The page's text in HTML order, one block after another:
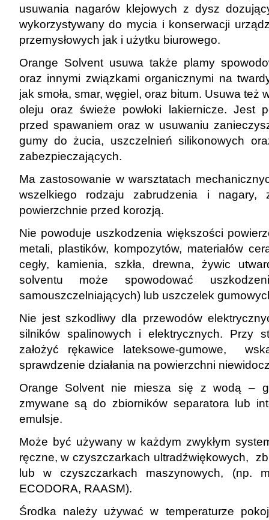
usuwania nagarów klejowych z dysz
wykorzystywany do mycia i konserwacji
przemysłowych jak i użytku biurowego.
Orange Solvent usuwa także plamy
oraz innymi związkami organicznymi na
jak smoła, smar, węgiel, oraz bitum. Usuwa też
oleju oraz świeże powłoki lakiernicze. Jest
przed spawaniem oraz w usuwaniu
gumy do żucia, uszczelnień silikonowych
zabezpieczających.
Ma zastosowanie w warsztatach
wszelkiego rodzaju zabrudzenia i nagary,
powierzchnie przed korozją.
Nie powoduje uszkodzenia większości
metali, plastików, kompozytów, materiałów
cegły, kamienia, szkła, drewna, żywic
solventu może spowodować
samouszczelniających) lub uszczelek
Nie jest szkodliwy dla przewodów
silników spalinowych i elektrycznych. Przy
założyć rękawice lateksowe-gumowe,
sprawdzenie działania na powierzchni
Orange Solvent nie miesza się z wodą –
zmywane są do zbiorników separatora lub
emulsje.
Może być używany w każdym zwykłym
ręczne, w czyszczarkach ultradźwiękowych,
lub w czyszczarkach maszynowych, (np.
ECODORA, RAASM).
Środka należy używać w temperaturze